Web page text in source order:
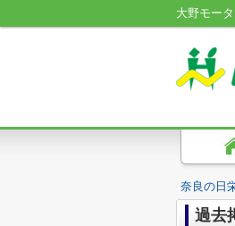
大野モー
奈良の日
過去